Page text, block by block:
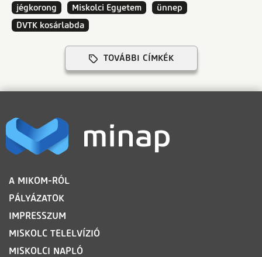
jégkorong
Miskolci Egyetem
ünnep
DVTK kosárlabda
TOVÁBBI CÍMKÉK
LÁBLÉC
A MIKOM-RÓL
PÁLYÁZATOK
IMPRESSZUM
MISKOLC TELELVÍZIÓ
MISKOLCI NAPLÓ